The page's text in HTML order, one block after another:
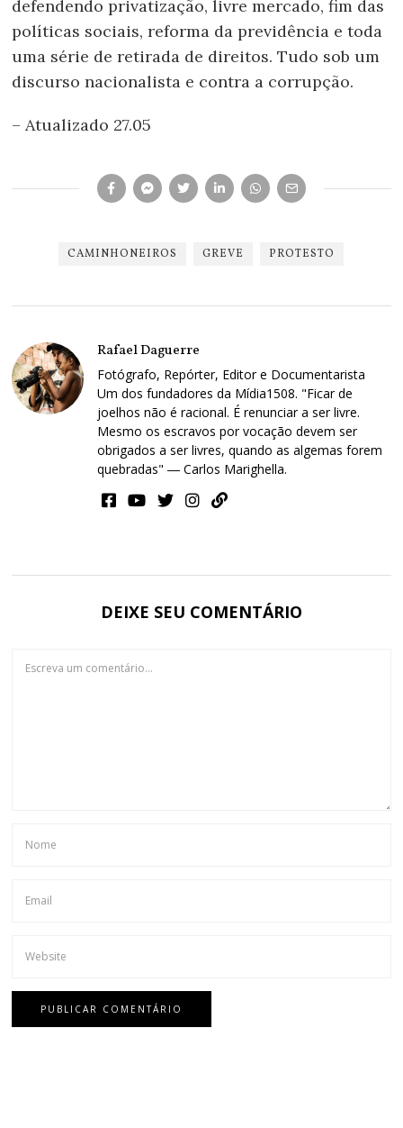
defendendo privatização, livre mercado, fim das
políticas sociais, reforma da previdência e toda
uma série de retirada de direitos. Tudo sob um
discurso nacionalista e contra a corrupção.
– Atualizado 27.05
CAMINHONEIROS GREVE PROTESTO
Rafael Daguerre
Fotógrafo, Repórter, Editor e Documentarista
Um dos fundadores da Mídia1508. "Ficar de
joelhos não é racional. É renunciar a ser livre.
Mesmo os escravos por vocação devem ser
obrigados a ser livres, quando as algemas forem
quebradas" ― Carlos Marighella.
DEIXE SEU COMENTÁRIO